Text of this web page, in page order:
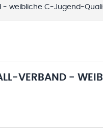
weibliche C-Jugend-
VERBAND -